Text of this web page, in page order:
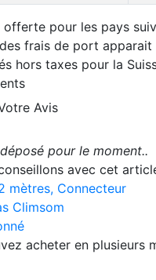
pour les pays
frais de port
hors taxes pour la
Avis
pour le moment..
avec cet
mètres, Connecteur
Climsom
acheter en plusieurs